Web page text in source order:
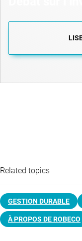
Related topics
GESTION DURABLE
À PROPOS DE ROBECO